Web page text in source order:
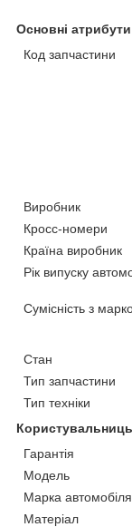
Основні атрибути
Код запчастини
Виробник
Кросс-номери
Країна виробник
Рік випуску
Сумісність з
Стан
Тип запчастини
Тип техніки
Гарантія
Мoдель
Марка автомобіля
Матеріал